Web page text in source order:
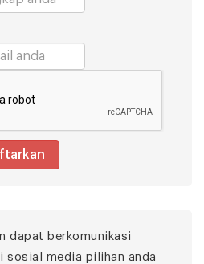
dapat berkomunikasi
sosial media pilihan anda